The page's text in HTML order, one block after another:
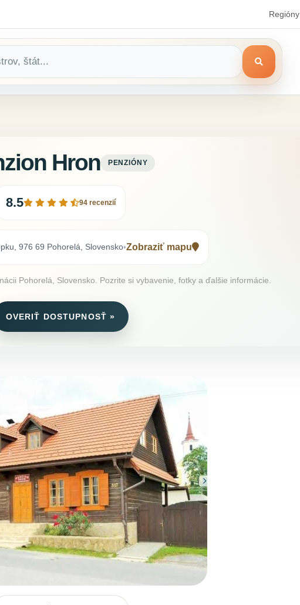
Regióny
Hron PENZIÓNY
8.5 94 recenzií
976 69 Pohorelá, Slovensko•Zobraziť mapu
Pohorelá, Slovensko. Pozrite si vybavenie, fotky a ďalšie informácie.
OVERIŤ DOSTUPNOSŤ »